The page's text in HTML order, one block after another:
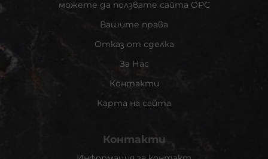
можете да ползвате сайта ОРС
Вашите права
Отказ от сделка
За Нас
Контакти
Карта на сайта
Контакти